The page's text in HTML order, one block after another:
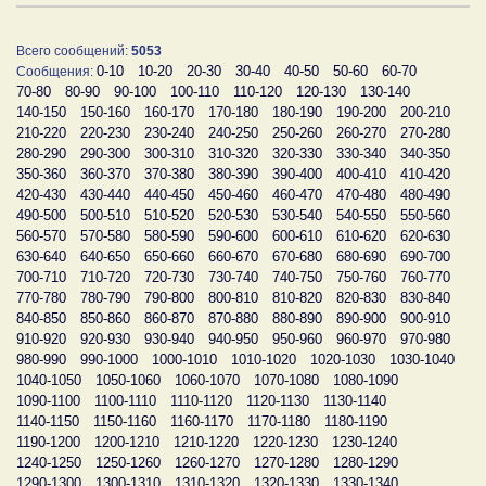
Всего сообщений: 5053
Сообщения: 0-10 10-20 20-30 30-40 40-50 50-60
60-70
70-80
80-90 90-100 100-110 110-120 120-130
130-140
140-150
150-160 160-170 170-180 180-190 190-200
200-210
210-220
220-230 230-240 240-250 250-260 260-270
270-280
280-290
290-300 300-310 310-320 320-330 330-340
340-350
350-360
360-370 370-380 380-390 390-400 400-410
410-420
420-430
430-440 440-450 450-460 460-470 470-480
480-490
490-500
500-510 510-520 520-530 530-540 540-550
550-560
560-570
570-580 580-590 590-600 600-610 610-620
620-630
630-640
640-650 650-660 660-670 670-680 680-690
690-700
700-710
710-720 720-730 730-740 740-750 750-760
760-770
770-780
780-790 790-800 800-810 810-820 820-830
830-840
840-850
850-860 860-870 870-880 880-890 890-900
900-910
910-920
920-930 930-940 940-950 950-960 960-970
970-980
980-990
990-1000 1000-1010 1010-1020 1020-1030
1030-1040
1040-1050
1050-1060 1060-1070 1070-1080
1080-1090
1090-1100
1100-1110 1110-1120 1120-1130
1130-1140
1140-1150
1150-1160 1160-1170 1170-1180
1180-1190
1190-1200
1200-1210 1210-1220 1220-1230
1230-1240
1240-1250
1250-1260 1260-1270 1270-1280
1280-1290